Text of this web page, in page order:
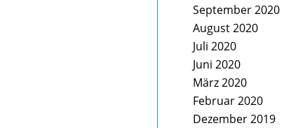
September 2020
August 2020
Juli 2020
Juni 2020
März 2020
Februar 2020
Dezember 2019